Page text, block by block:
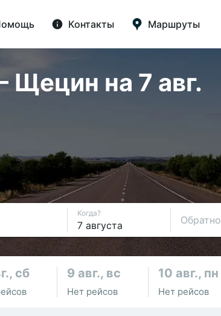
Контакты Маршруты
на 7 авг.
Когда?
Обратно
сб 9 авг., вс
Нет рейсов
10 авг., пн
Нет рейсов